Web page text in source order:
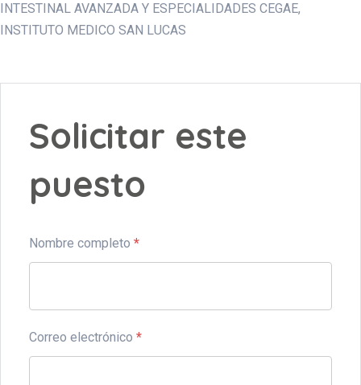
INTESTINAL AVANZADA Y ESPECIALIDADES CEGAE
INSTITUTO MEDICO SAN LUCAS
Solicitar este
puesto
Nombre completo *
Correo electrónico *